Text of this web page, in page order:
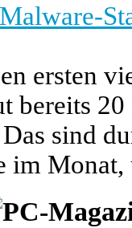
Malware-
ersten
bereits
sind
im Monat,